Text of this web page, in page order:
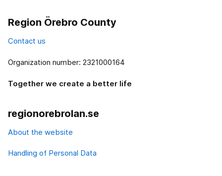
Region Örebro County
Contact us
Organization number: 2321000164
Together we create a better life
regionorebrolan.se
About the website
Handling of Personal Data